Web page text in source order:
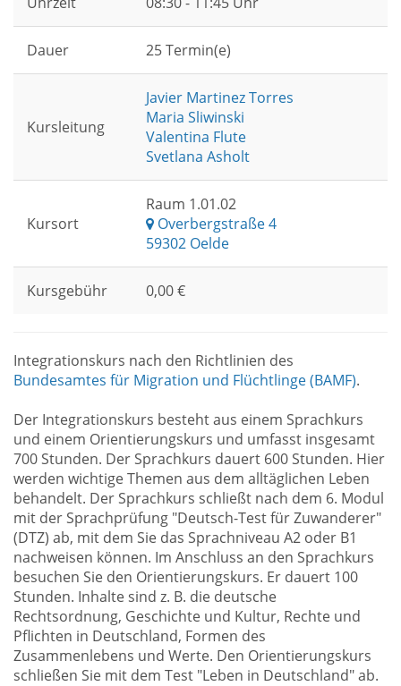
Dauer 25 Termin(e)
Kursleitung
Javier Martinez Torres
Maria Sliwinski
Valentina Flute
Svetlana Asholt
Kursort
Raum 1.01.02
Overbergstraße 4
59302 Oelde
Kursgebühr 0,00 €
Integrationskurs nach den Richtlinien des
Bundesamtes für Migration und Flüchtlinge (BAMF).
Der Integrationskurs besteht aus einem Sprachkurs
und einem Orientierungskurs und umfasst insgesamt
700 Stunden. Der Sprachkurs dauert 600 Stunden. Hier
werden wichtige Themen aus dem alltäglichen Leben
behandelt. Der Sprachkurs schließt nach dem 6. Modul
mit der Sprachprüfung "Deutsch-Test für Zuwanderer"
(DTZ) ab, mit dem Sie das Sprachniveau A2 oder B1
nachweisen können. Im Anschluss an den Sprachkurs
besuchen Sie den Orientierungskurs. Er dauert 100
Stunden. Inhalte sind z. B. die deutsche
Rechtsordnung, Geschichte und Kultur, Rechte und
Pflichten in Deutschland, Formen des
Zusammenlebens und Werte. Den Orientierungskurs
schließen Sie mit dem Test "Leben in Deutschland" ab.